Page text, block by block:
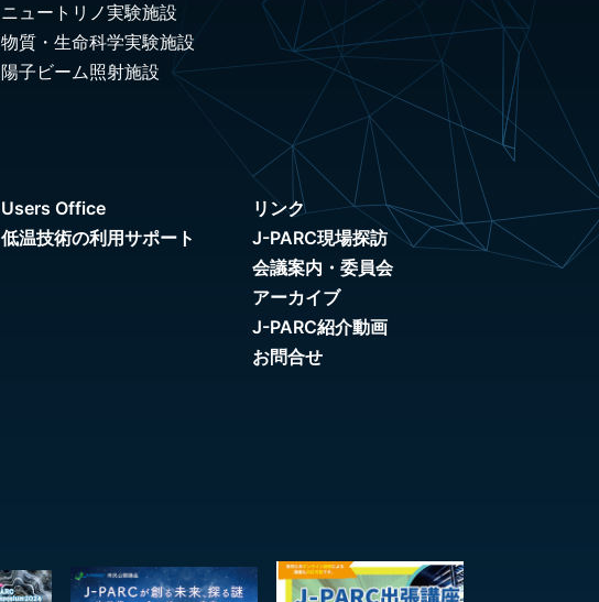
ニュートリノ実験施設
物質・生命科学実験施設
陽子ビーム照射施設
Users Office
低温技術の利用サポート
リンク
J-PARC現場探訪
会議案内・委員会
アーカイブ
J-PARC紹介動画
お問合せ